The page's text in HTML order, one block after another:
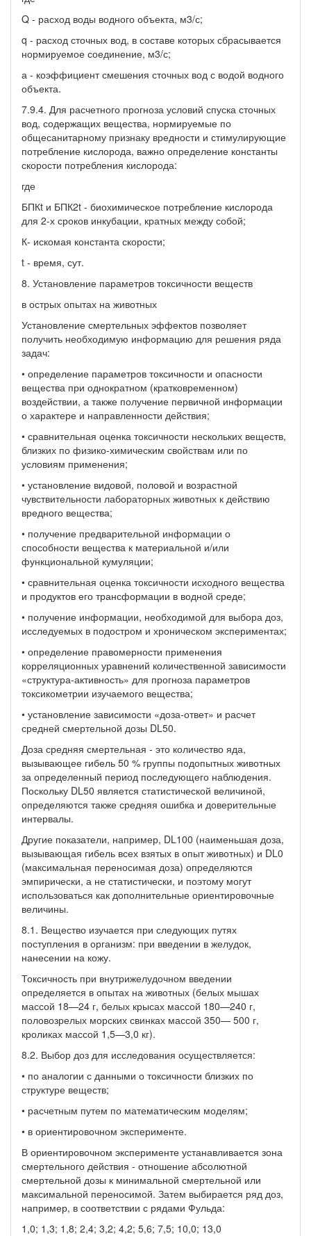
Q - расход воды водного объекта, м3/с;
q - расход сточных вод, в составе которых сбрасывается
нормируемое соединение, м3/с;
а - коэффициент смешения сточных вод с водой водного
объекта.
7.9.4. Для расчетного прогноза условий спуска сточных
вод, содержащих вещества, нормируемые по
общесанитарному признаку вредности и стимулирующие
потребление кислорода, важно определение константы
скорости потребления кислорода:
где
БПКt и БПК2t - биохимическое потребление кислорода
для 2-х сроков инкубации, кратных между собой;
К- искомая константа скорости;
t - время, сут.
8. Установление параметров токсичности веществ
в острых опытах на животных
Установление смертельных эффектов позволяет
получить необходимую информацию для решения ряда
задач:
• определение параметров токсичности и опасности
вещества при однократном (кратковременном)
воздействии, а также получение первичной информации
о характере и направленности действия;
• сравнительная оценка токсичности нескольких веществ,
близких по физико-химическим свойствам или по
условиям применения;
• установление видовой, половой и возрастной
чувствительности лабораторных животных к действию
вредного вещества;
• получение предварительной информации о
способности вещества к материальной и/или
функциональной кумуляции;
• сравнительная оценка токсичности исходного вещества
и продуктов его трансформации в водной среде;
• получение информации, необходимой для выбора доз,
исследуемых в подостром и хроническом экспериментах;
• определение правомерности применения
корреляционных уравнений количественной зависимости
«структура-активность» для прогноза параметров
токсикометрии изучаемого вещества;
• установление зависимости «доза-ответ» и расчет
средней смертельной дозы DL50.
Доза средняя смертельная - это количество яда,
вызывающее гибель 50 % группы подопытных животных
за определенный период последующего наблюдения.
Поскольку DL50 является статистической величиной,
определяются также средняя ошибка и доверительные
интервалы.
Другие показатели, например, DL100 (наименьшая доза,
вызывающая гибель всех взятых в опыт животных) и DL0
(максимальная переносимая доза) определяются
эмпирически, а не статистически, и поэтому могут
использоваться как дополнительные ориентировочные
величины.
8.1. Вещество изучается при следующих путях
поступления в организм: при введении в желудок,
нанесении на кожу.
Токсичность при внутрижелудочном введении
определяется в опытах на животных (белых мышах
массой 18—24 г, белых крысах массой 180—240 г,
половозрелых морских свинках массой 350— 500 г,
кроликах массой 1,5—3,0 кг).
8.2. Выбор доз для исследования осуществляется:
• по аналогии с данными о токсичности близких по
структуре веществ;
• расчетным путем по математическим моделям;
• в ориентировочном эксперименте.
В ориентировочном эксперименте устанавливается зона
смертельного действия - отношение абсолютной
смертельной дозы к минимальной смертельной или
максимальной переносимой. Затем выбирается ряд доз,
например, в соответствии с рядами Фульда:
1,0; 1,3; 1,8; 2,4; 3,2; 4,2; 5,6; 7,5; 10,0; 13,0